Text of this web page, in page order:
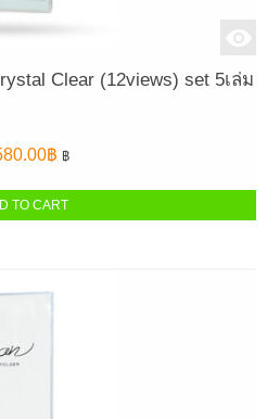
Clear (12views) set 5เล่ม
฿ ฿
TO CART